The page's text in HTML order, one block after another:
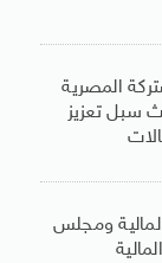
المصرية
سبل تعزيز
ومجلس